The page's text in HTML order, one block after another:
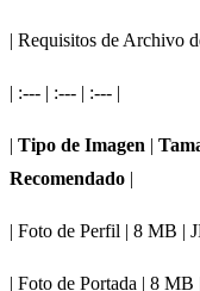
| Requisitos de Archivo
| :--- | :--- | :--- |
| Tipo de Imagen |
Recomendado |
| Foto de Perfil | 8 MB |
| Foto de Portada | 8